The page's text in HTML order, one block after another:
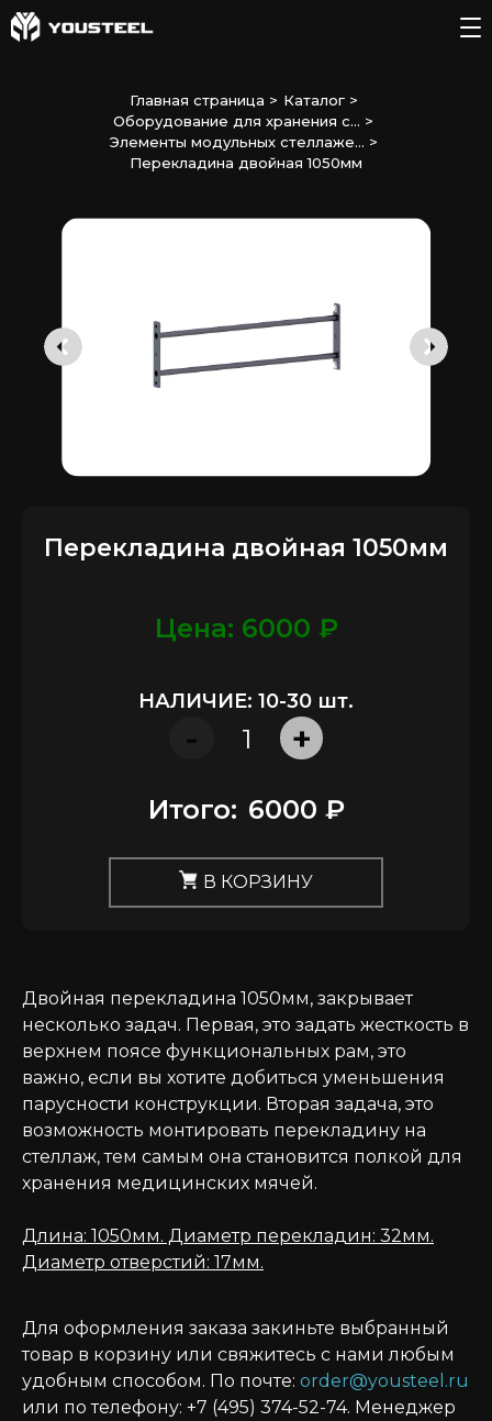
Главная страница > Каталог>
Оборудование для хранения с... >
Элементы модульных стеллаже... >
Перекладина двойная 1050мм
Перекладина двойная 1050мм
Цена: 6000 ₽
НАЛИЧИЕ: 10-30 шт.
- +
Итого: 6000 ₽
В КОРЗИНУ
Двойная перекладина 1050мм, закрывает
несколько задач. Первая, это задать жесткость в
верхнем поясе функциональных рам, это
важно, если вы хотите добиться уменьшения
парусности конструкции. Вторая задача, это
возможность монтировать перекладину на
стеллаж, тем самым она становится полкой для
хранения медицинских мячей.
Длина: 1050мм. Диаметр перекладин: 32мм.
Диаметр отверстий: 17мм.
Для оформления заказа закиньте выбранный
товар в корзину или свяжитесь с нами любым
удобным способом. По почте: order@yousteel.ru
или по телефону: +7 (495) 374-52-74. Менеджер